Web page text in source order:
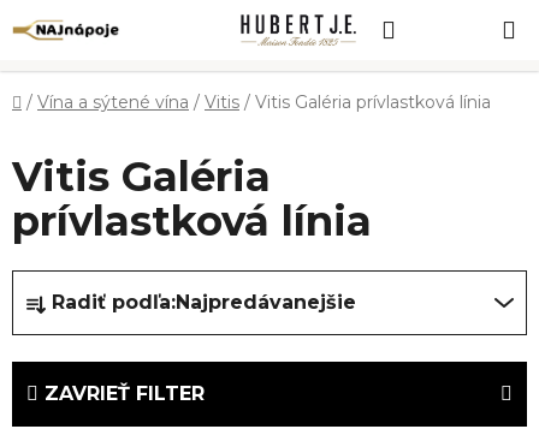
na
KOŠÍK
Domov
/ Vína a sýtené vína / Vitis / Vitis Galéria prívlastková línia
Vitis Galéria
prívlastková línia
a
d
e
n
Radiť podľa:Najpredávanejšie
ZAVRIEŤ FILTER